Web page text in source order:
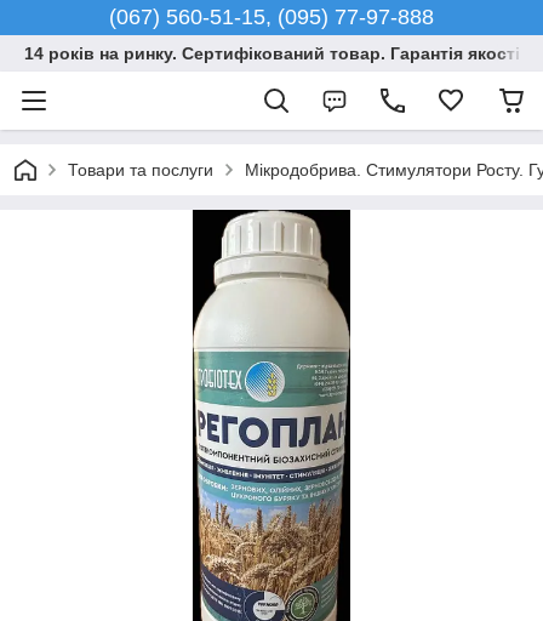
(067) 560-51-15, (095) 77-97-888
14 років на ринку. Сертифікований товар. Гарантія якості
Товари та послуги Мікродобрива. Стимулятори Росту.